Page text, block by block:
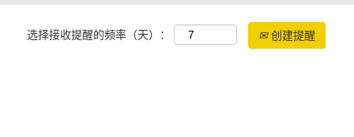
选择接收提醒的频率（天）： 创建提醒